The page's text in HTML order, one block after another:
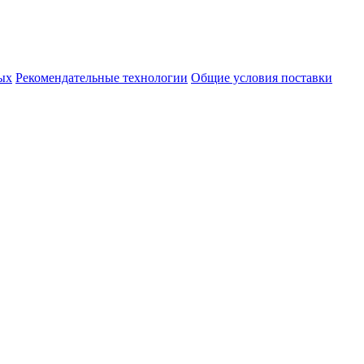
Рекомендательные технологии Общие условия поставки